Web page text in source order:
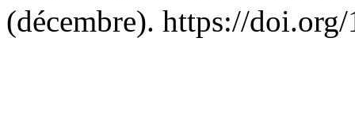
(décembre). https://